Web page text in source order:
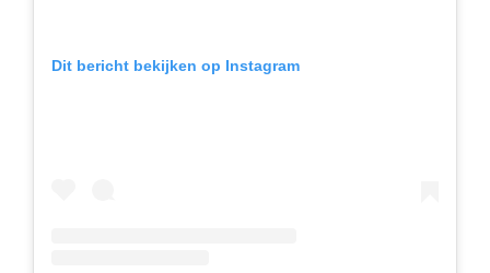
Dit bericht bekijken op Instagram